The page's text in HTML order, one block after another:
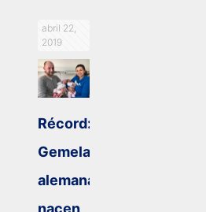
abril 22,
2019
Récord:
Gemelas
alemanas